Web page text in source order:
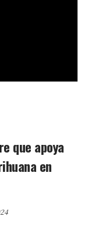
que apoya
en